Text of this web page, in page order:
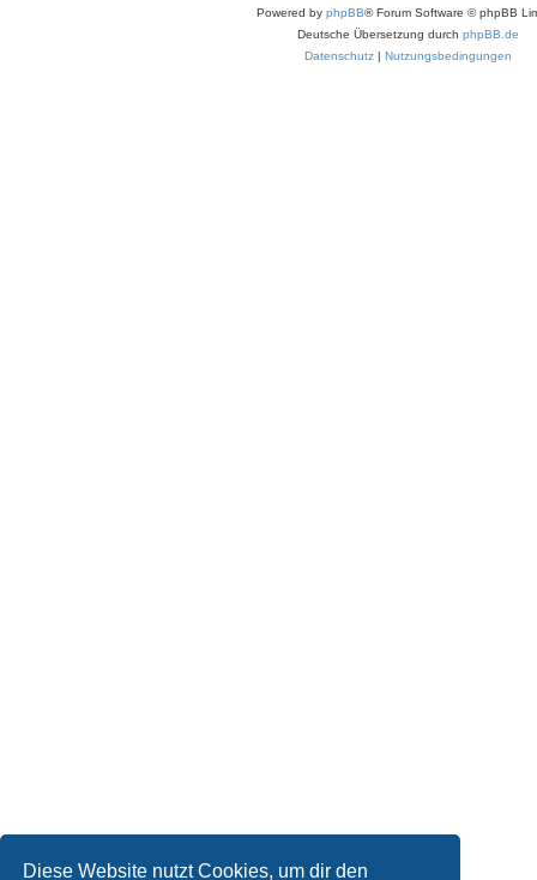
Diese Website nutzt Cookies, um dir den
Powered by phpBB® Forum Software © phpBB
Deutsche Übersetzung durch phpBB.de
Datenschutz | Nutzungsbedingungen